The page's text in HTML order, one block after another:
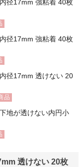
径17mm 強粘着 40枚
径17mm 強粘着 40枚
径17mm 透けない 20
品
地が透けない内円小
透けない 20枚